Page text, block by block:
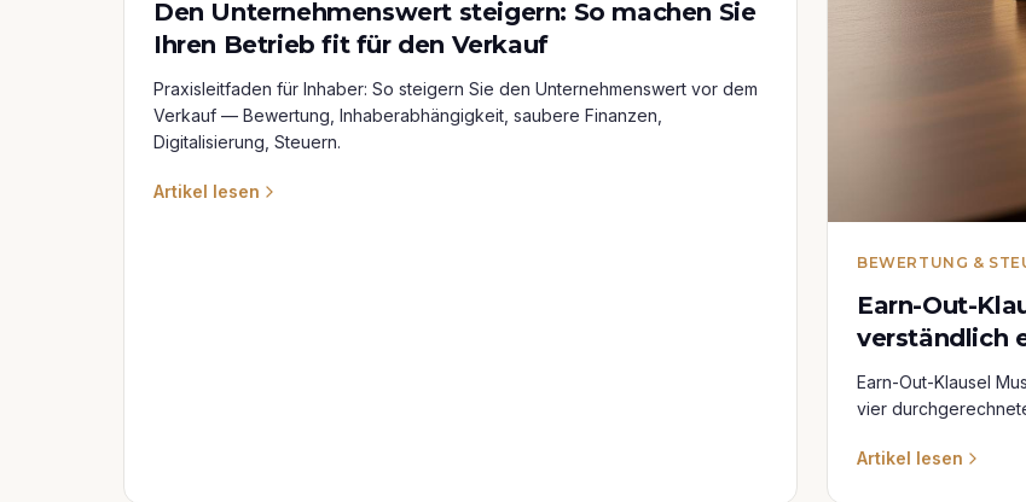
Den Unternehmenswert steigern: So machen Sie
Ihren Betrieb fit für den Verkauf
Praxisleitfaden für Inhaber: So steigern Sie den Unternehmenswert vor dem
Verkauf — Bewertung, Inhaberabhängigkeit, saubere Finanzen,
Digitalisierung, Steuern.
Artikel lesen
BEWERTUNG &
Earn-Out-
verständlich
Earn-Out-Klausel
vier
Artikel lesen